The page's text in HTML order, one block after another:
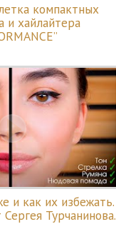
компактных
и хайлайтера
и как их избежать.
Турчанинова.